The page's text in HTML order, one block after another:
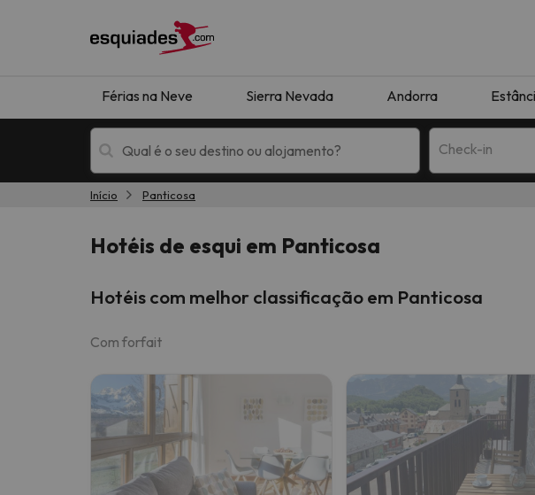
Férias na Neve Sierra Nevada Andorra
Check-in
Oops, não encontramos nenhum resultado que corresponda à sua
Bem, parece que o nosso Seeker perdeu o seu caminho. Assim que
Início Panticosa
Hotéis de esqui em Panticosa
Hotéis com melhor classificação em Panticosa
Com forfait